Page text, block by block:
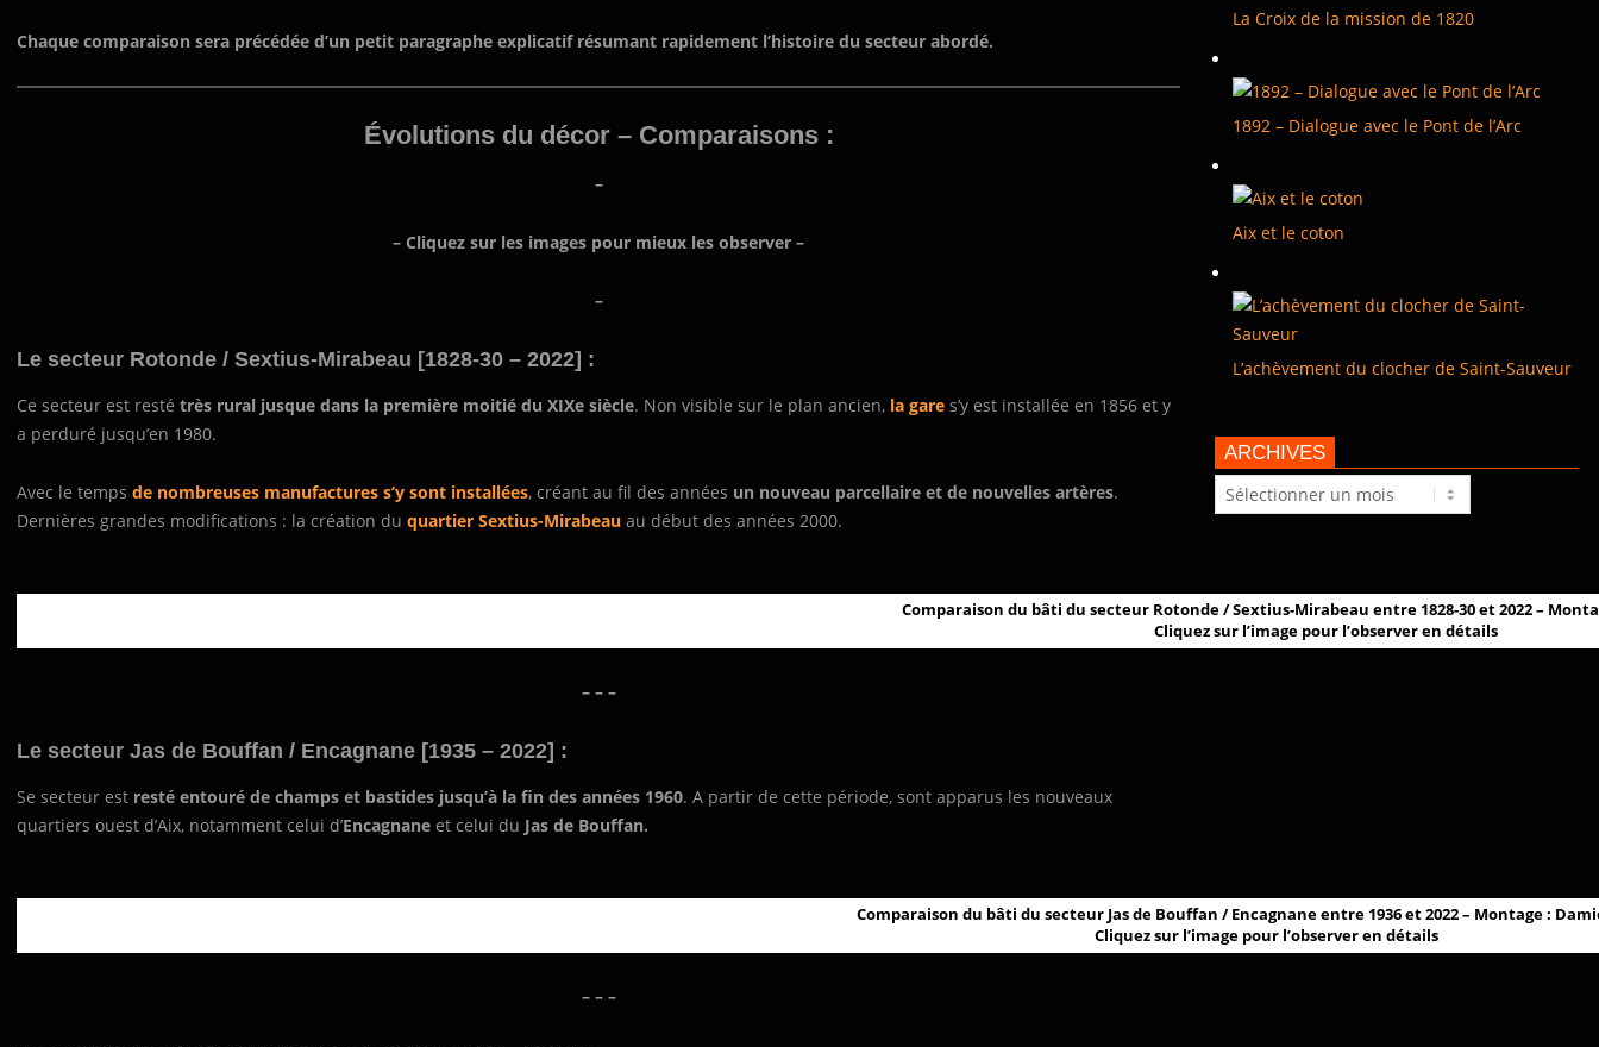
Chaque comparaison sera précédée d’un petit paragraphe explicatif résumant rapidement l’histoire du secteur abordé.
Évolutions du décor – Comparaisons :
–
– Cliquez sur les images pour mieux les observer –
–
Le secteur Rotonde / Sextius-Mirabeau [1828-30 – 2022] :
Ce secteur est resté très rural jusque dans la première moitié du XIXe siècle. Non visible sur le plan ancien, la gare s’y est installée en 1856 et y
a perduré jusqu’en 1980.
Avec le temps de nombreuses manufactures s’y sont installées, créant au fil des années un nouveau parcellaire et de nouvelles artères.
Dernières grandes modifications : la création du quartier Sextius-Mirabeau au début des années 2000.
Comparaison du bâti du secteur Rotonde / Sextius-Mirabeau entre 1828-30 et 2022 –
Cliquez sur l’image pour l’observer en détails
– – –
Le secteur Jas de Bouffan / Encagnane [1935 – 2022] :
Se secteur est resté entouré de champs et bastides jusqu’à la fin des années 1960. A partir de cette période, sont apparus les nouveaux
quartiers ouest d’Aix, notamment celui d’Encagnane et celui du Jas de Bouffan.
Comparaison du bâti du secteur Jas de Bouffan / Encagnane entre 1936 et 2022 – Montage :
Cliquez sur l’image pour l’observer en détails
– – –
La Croix de la mission de 1820
1892 – Dialogue avec le Pont de l’Arc
Aix et le coton
L’achèvement du clocher de Saint-Sauveur
ARCHIVES
Archives